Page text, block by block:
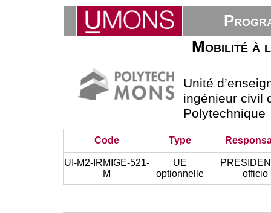
Mobilité à
Unité
ingénieur civil
Polytechnique
Code Type
UI-M2-IRMIGE-521-
M
UE
optionnelle
officio